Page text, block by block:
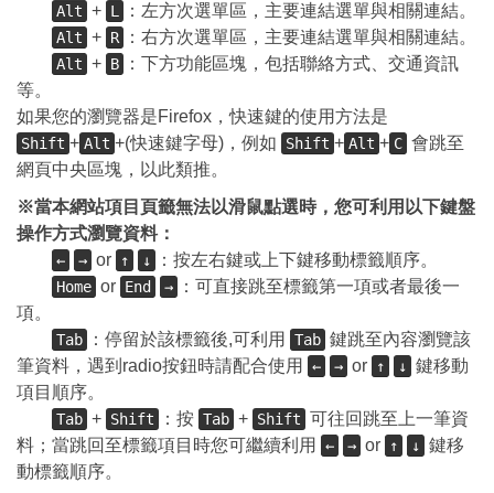
Alt + L ：左方次選單區，主要連結選單與相關連結。
Alt + R ：右方次選單區，主要連結選單與相關連結。
Alt + B
：下方功能區塊，包括聯絡方式、交通資訊
等。
如果您的瀏覽器是Firefox，快速鍵的使用方法是
Shift + Alt +(快速鍵字母)，例如 Shift + Alt + C 會跳至
網頁中央區塊，以此類推。
※當本網站項目頁籤無法以滑鼠點選時，您可利用以下鍵盤
操作方式瀏覽資料：
← → or ↑ ↓ ：按左右鍵或上下鍵移動標籤順序。
Home or End →
：可直接跳至標籤第一項或者最後一
項。
Tab ：停留於該標籤後,可利用 Tab 鍵跳至內容瀏覽該
筆資料，遇到radio按鈕時請配合使用
← → or ↑ ↓ 鍵移動
項目順序。
Tab + Shift ：按 Tab + Shift 可往回跳至上一筆資
料；當跳回至標籤項目時您可繼續利用
← → or ↑ ↓ 鍵移
動標籤順序。